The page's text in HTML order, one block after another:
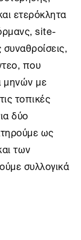
ετερόκλητα
site-
που
μηνών με
τοπικές
δύο
ως
των
συλλογικά